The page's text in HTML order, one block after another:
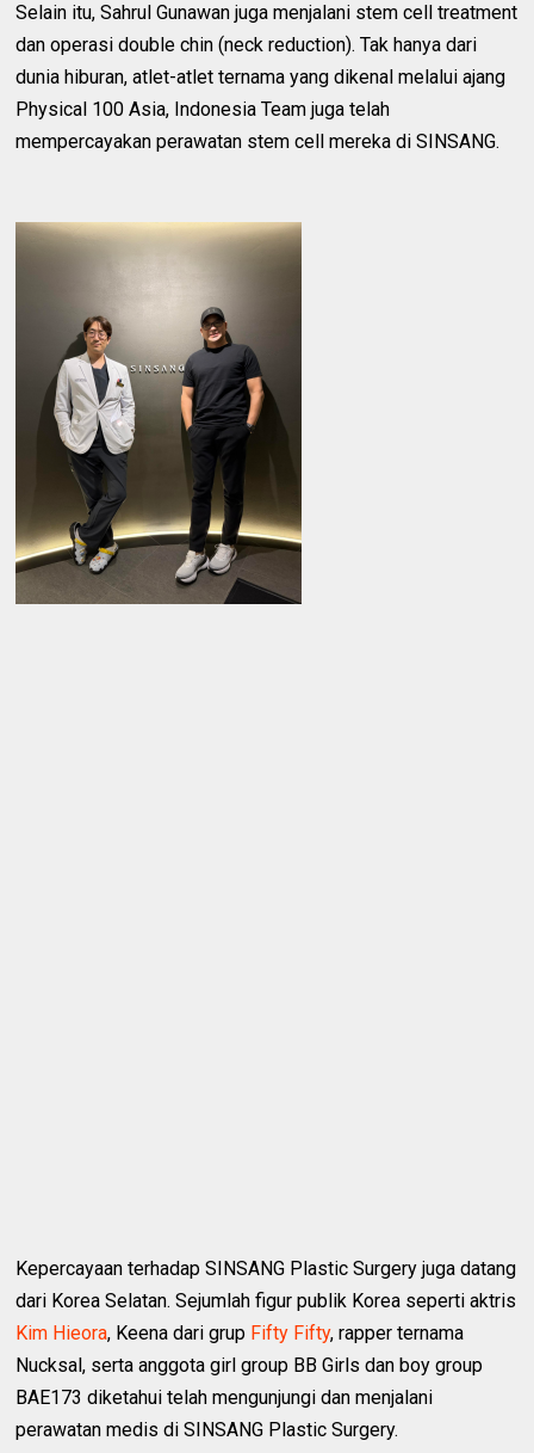
Selain itu, Sahrul Gunawan juga menjalani stem cell treatment
dan operasi double chin (neck reduction). Tak hanya dari
dunia hiburan, atlet-atlet ternama yang dikenal melalui ajang
Physical 100 Asia, Indonesia Team juga telah
mempercayakan perawatan stem cell mereka di SINSANG.
Kepercayaan terhadap SINSANG Plastic Surgery juga datang
dari Korea Selatan. Sejumlah figur publik Korea seperti aktris
Kim Hieora, Keena dari grup Fifty Fifty, rapper ternama
Nucksal, serta anggota girl group BB Girls dan boy group
BAE173 diketahui telah mengunjungi dan menjalani
perawatan medis di SINSANG Plastic Surgery.